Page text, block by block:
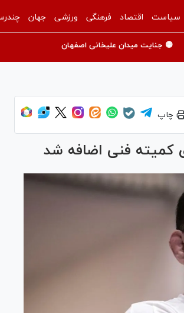
سیاست اقتصاد فرهنگی ورزشی جهان
🟡 جنایت میدان علیخانی اصفهان
چاپ
کمیته فنی اضافه شد